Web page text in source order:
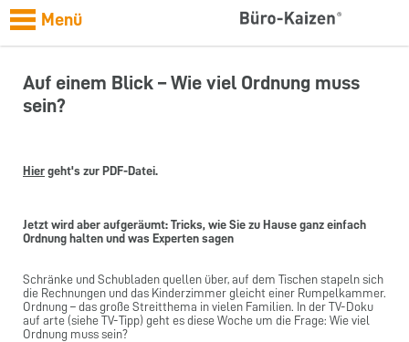
Menü
Auf einem Blick – Wie viel Ordnung muss
sein?
Hier geht's zur PDF-Datei.
Jetzt wird aber aufgeräumt: Tricks, wie Sie zu Hause ganz einfach
Ordnung halten und was Experten sagen
Schränke und Schubladen quellen über, auf dem Tischen stapeln sich
die Rechnungen und das Kinderzimmer gleicht einer Rumpelkammer.
Ordnung – das große Streitthema in vielen Familien. In der TV-Doku
auf arte (siehe TV-Tipp) geht es diese Woche um die Frage: Wie viel
Ordnung muss sein?